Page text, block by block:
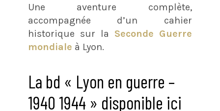
Une aventure complète,
accompagnée d’un cahier
historique sur la Seconde Guerre
mondiale à Lyon.
La bd « Lyon en guerre –
1940 1944 » disponible ici